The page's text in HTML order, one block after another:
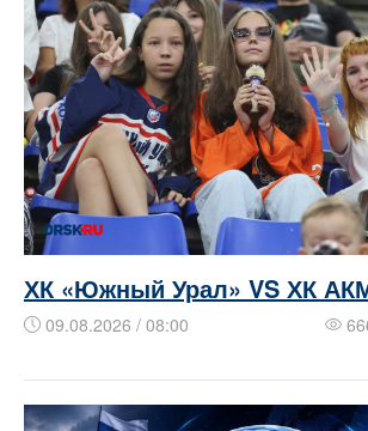
ХК «Южный Урал» VS ХК
09.08.2026 / 08:00